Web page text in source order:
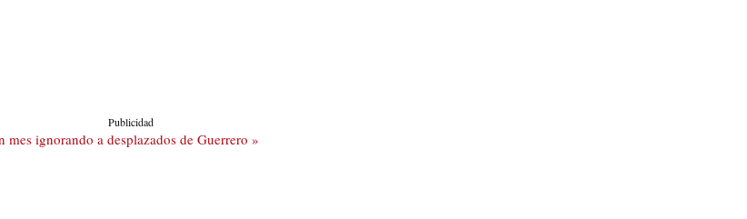
Publicidad
ignorando a desplazados de Guerrero »